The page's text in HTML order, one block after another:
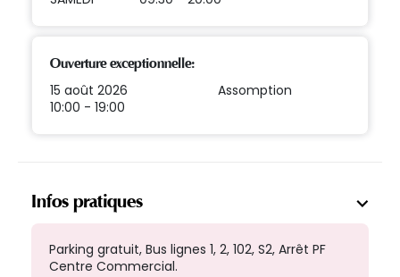
Ouverture exceptionnelle:
15 août 2026
10:00 - 19:00
Assomption
Infos pratiques
Parking gratuit, Bus lignes 1, 2, 102, S2, Arrêt PF
Centre Commercial.